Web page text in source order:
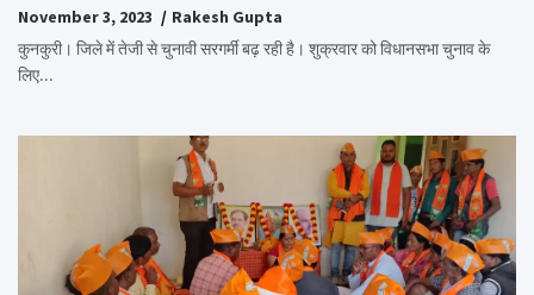
November 3, 2023
Rakesh Gupta
कुनकुरी। जिले में तेजी से चुनावी सरगर्मी बढ़ रही है। शुक्रवार को विधानसभा चुनाव के
लिए…